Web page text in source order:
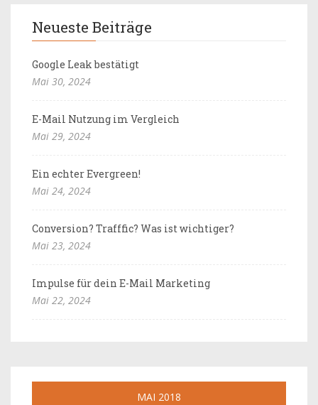
Neueste Beiträge
Google Leak bestätigt
Mai 30, 2024
E-Mail Nutzung im Vergleich
Mai 29, 2024
Ein echter Evergreen!
Mai 24, 2024
Conversion? Trafffic? Was ist wichtiger?
Mai 23, 2024
Impulse für dein E-Mail Marketing
Mai 22, 2024
MAI 2018